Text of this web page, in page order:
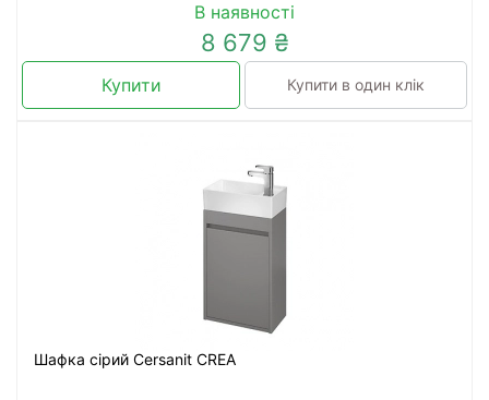
В наявності
8 679 ₴
Купити Купити в один клік
Шафка сірий Cersanit CREA